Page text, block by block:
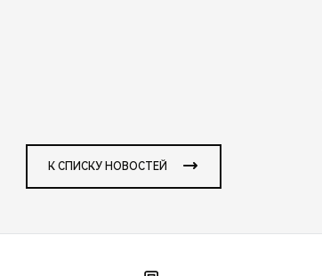
К СПИСКУ НОВОСТЕЙ